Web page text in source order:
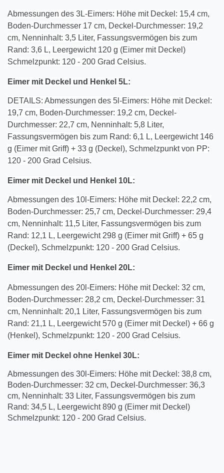
Abmessungen des 3L-Eimers: Höhe mit Deckel: 15,4 cm,
Boden-Durchmesser 17 cm, Deckel-Durchmesser: 19,2
cm, Nenninhalt: 3,5 Liter, Fassungsvermögen bis zum
Rand: 3,6 L, Leergewicht 120 g (Eimer mit Deckel)
Schmelzpunkt: 120 - 200 Grad Celsius.
Eimer mit Deckel und Henkel 5L:
DETAILS: Abmessungen des 5l-Eimers: Höhe mit Deckel:
19,7 cm, Boden-Durchmesser: 19,2 cm, Deckel-
Durchmesser: 22,7 cm, Nenninhalt: 5,8 Liter,
Fassungsvermögen bis zum Rand: 6,1 L, Leergewicht 146
g (Eimer mit Griff) + 33 g (Deckel), Schmelzpunkt von PP:
120 - 200 Grad Celsius.
Eimer mit Deckel und Henkel 10L:
Abmessungen des 10l-Eimers: Höhe mit Deckel: 22,2 cm,
Boden-Durchmesser: 25,7 cm, Deckel-Durchmesser: 29,4
cm, Nenninhalt: 11,5 Liter, Fassungsvermögen bis zum
Rand: 12,1 L, Leergewicht 298 g (Eimer mit Griff) + 65 g
(Deckel), Schmelzpunkt: 120 - 200 Grad Celsius.
Eimer mit Deckel und Henkel 20L:
Abmessungen des 20l-Eimers: Höhe mit Deckel: 32 cm,
Boden-Durchmesser: 28,2 cm, Deckel-Durchmesser: 31
cm, Nenninhalt: 20,1 Liter, Fassungsvermögen bis zum
Rand: 21,1 L, Leergewicht 570 g (Eimer mit Deckel) + 66 g
(Henkel), Schmelzpunkt: 120 - 200 Grad Celsius.
Eimer mit Deckel ohne Henkel 30L:
Abmessungen des 30l-Eimers: Höhe mit Deckel: 38,8 cm,
Boden-Durchmesser: 32 cm, Deckel-Durchmesser: 36,3
cm, Nenninhalt: 33 Liter, Fassungsvermögen bis zum
Rand: 34,5 L, Leergewicht 890 g (Eimer mit Deckel)
Schmelzpunkt: 120 - 200 Grad Celsius.